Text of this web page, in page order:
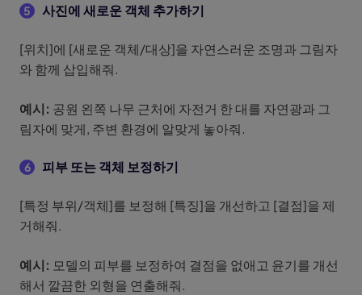
5 사진에 새로운 객체 추가하기
[위치]에 [새로운 객체/대상]을 자연스러운 조명과 그림자
와 함께 삽입해줘.
예시: 공원 왼쪽 나무 근처에 자전거 한 대를 자연광과 그
림자에 맞게, 주변 환경에 알맞게 놓아줘.
6 피부 또는 객체 보정하기
[특정 부위/객체]를 보정해 [특징]을 개선하고 [결점]을 제
거해줘.
예시: 모델의 피부를 보정하여 결점을 없애고 윤기를 개선
해서 깔끔한 외형을 연출해줘.